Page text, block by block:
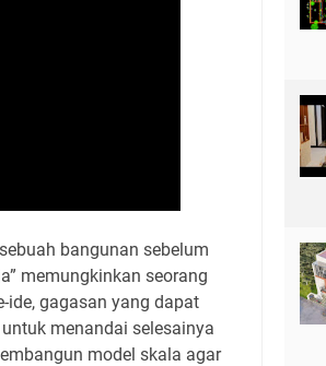
bangunan sebelum
memungkinkan seorang
ide, gagasan yang dapat
menandai selesainya
model skala agar